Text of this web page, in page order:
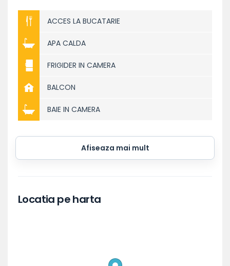
ACCES LA BUCATARIE
APA CALDA
FRIGIDER IN CAMERA
BALCON
BAIE IN CAMERA
Afiseaza mai mult
Locatia pe harta